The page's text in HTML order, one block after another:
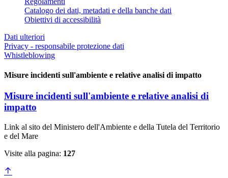
Catalogo dei dati, metadati e della banche dati
Obiettivi di accessibilità
Dati ulteriori
Privacy - responsabile protezione dati
Whistleblowing
Misure incidenti sull'ambiente e relative analisi di impatto
Misure incidenti sull'ambiente e relative analisi di
impatto
Link al sito del Ministero dell'Ambiente e della Tutela del Territorio
e del Mare
Visite alla pagina: 127